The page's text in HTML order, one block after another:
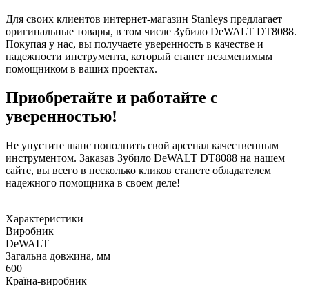
Для своих клиентов интернет-магазин Stanleys предлагает
оригинальные товары, в том числе Зубило DeWALT DT8088.
Покупая у нас, вы получаете уверенность в качестве и
надежности инструмента, который станет незаменимым
помощником в ваших проектах.
Приобретайте и работайте с
уверенностью!
Не упустите шанс пополнить свой арсенал качественным
инструментом. Заказав Зубило DeWALT DT8088 на нашем
сайте, вы всего в несколько кликов станете обладателем
надежного помощника в своем деле!
Характеристики
Виробник
DeWALT
Загальна довжина, мм
600
Країна-виробник